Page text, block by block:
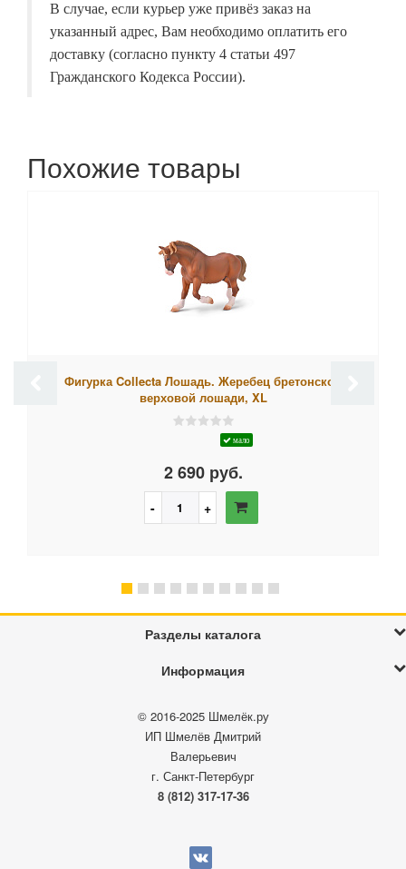
В случае, если курьер уже привёз заказ на
указанный адрес, Вам необходимо оплатить его
доставку (согласно пункту 4 статьи 497
Гражданского Кодекса России).
Похожие товары
Фигурка Collecta Лошадь. Жеребец бретонской
верховой лошади, XL
мало
2 690 руб.
Разделы каталога
Информация
© 2016-2025 Шмелёк.ру
ИП Шмелёв Дмитрий
Валерьевич
г. Санкт-Петербург
8 (812) 317-17-36